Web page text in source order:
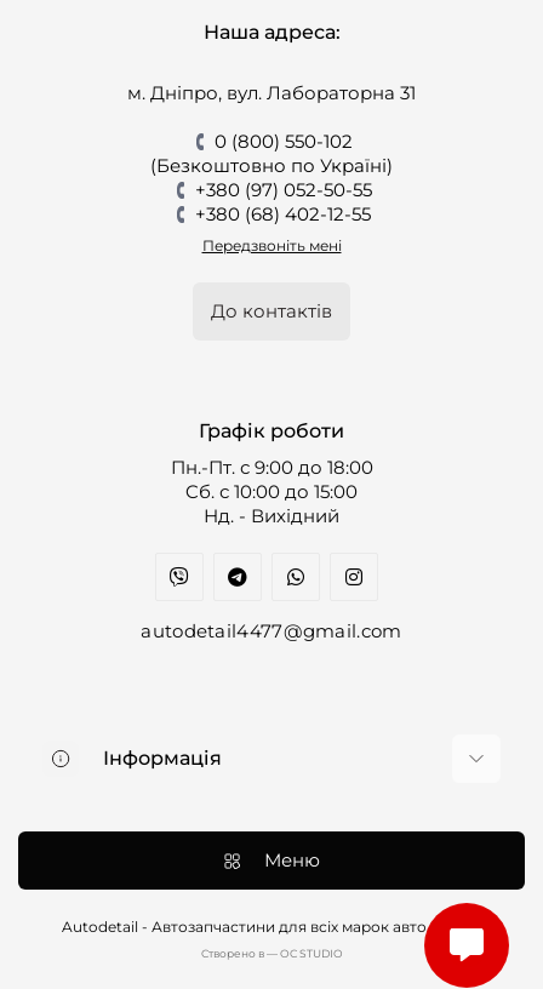
Наша адреса:
м. Дніпро, вул. Лабораторна 31
0 (800) 550-102
(Безкоштовно по Україні)
+380 (97) 052-50-55
+380 (68) 402-12-55
Передзвоніть мені
До контактів
Графік роботи
Пн.-Пт. с 9:00 до 18:00
Cб. с 10:00 до 15:00
Нд. - Вихідний
autodetail4477@gmail.com
Інформація
Контакти
Договір оферти
Меню
Autodetail - Автозапчастини для всіх марок авто © 2026
Cтворено в — OC STUDIO